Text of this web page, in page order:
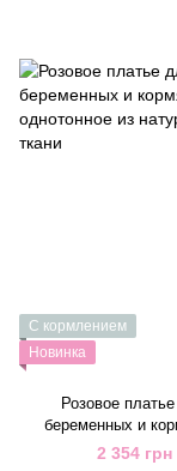
С кормлением
Новинка
Розовое
беременных и
однотонное из
2 354 грн